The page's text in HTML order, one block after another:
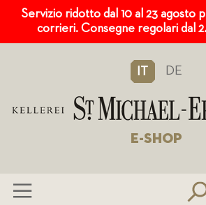
Servizio ridotto dal 10 al 23 agosto
corrieri. Consegne regolari dal
IT DE
E-SHOP